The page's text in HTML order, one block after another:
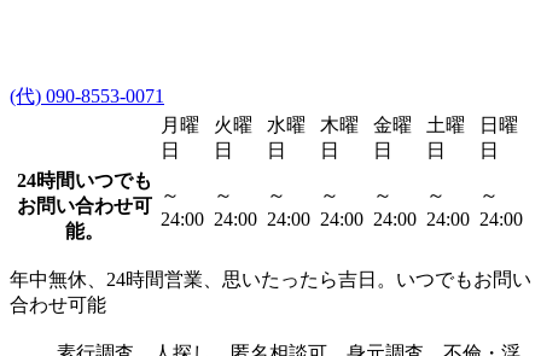
(代) 090-8553-0071
月曜
日
火曜
日
水曜
日
木曜
日
金曜
日
土曜
日
日曜
日
24時間いつでも
お問い合わせ可
能。
～
24:00
～
24:00
～
24:00
～
24:00
～
24:00
～
24:00
～
24:00
年中無休、24時間営業、思いたったら吉日。いつでもお問い
合わせ可能